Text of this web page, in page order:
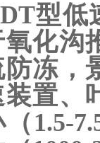
型低
氧化沟
冻，
装置、
1.5-